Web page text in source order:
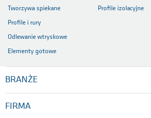
Tworzywa spiekane
Profile i rury
Odlewanie wtryskowe
Elementy gotowe
Profile izolacyjne
BRANŻE
FIRMA